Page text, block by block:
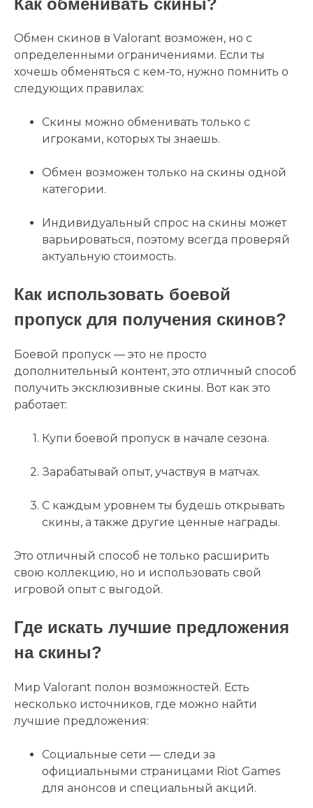
Обмен скинов в Valorant возможен, но с
определенными ограничениями. Если ты
хочешь обменяться с кем-то, нужно помнить о
следующих правилах:
Скины можно обменивать только с
игроками, которых ты знаешь.
Обмен возможен только на скины одной
категории.
Индивидуальный спрос на скины может
варьироваться, поэтому всегда проверяй
актуальную стоимость.
Как использовать боевой
пропуск для получения скинов?
Боевой пропуск — это не просто
дополнительный контент, это отличный способ
получить эксклюзивные скины. Вот как это
работает:
Купи боевой пропуск в начале сезона.
Зарабатывай опыт, участвуя в матчах.
С каждым уровнем ты будешь открывать
скины, а также другие ценные награды.
Это отличный способ не только расширить
свою коллекцию, но и использовать свой
игровой опыт с выгодой.
Где искать лучшие предложения
на скины?
Мир Valorant полон возможностей. Есть
несколько источников, где можно найти
лучшие предложения:
Социальные сети — следи за
официальными страницами Riot Games
для анонсов и специальный акций.